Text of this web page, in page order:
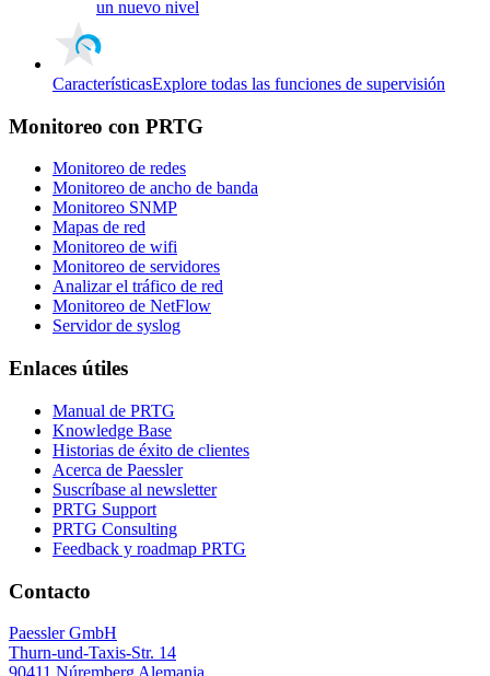
un nuevo nivel
CaracterísticasExplore todas las funciones de supervisión
Monitoreo con PRTG
Monitoreo de redes
Monitoreo de ancho de banda
Monitoreo SNMP
Mapas de red
Monitoreo de wifi
Monitoreo de servidores
Analizar el tráfico de red
Monitoreo de NetFlow
Servidor de syslog
Enlaces útiles
Manual de PRTG
Knowledge Base
Historias de éxito de clientes
Acerca de Paessler
Suscríbase al newsletter
PRTG Support
PRTG Consulting
Feedback y roadmap PRTG
Contacto
Paessler GmbH
Thurn-und-Taxis-Str. 14